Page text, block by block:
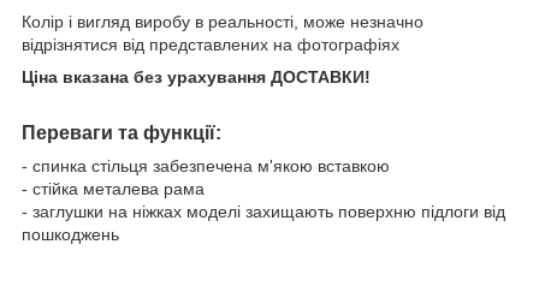
Колір і вигляд виробу в реальності, може незначно
відрізнятися від представлених на фотографіях
Ціна вказана без урахування ДОСТАВКИ!
Переваги та функції:
- спинка стільця забезпечена м'якою вставкою
- стійка металева рама
- заглушки на ніжках моделі захищають поверхню підлоги від
пошкоджень